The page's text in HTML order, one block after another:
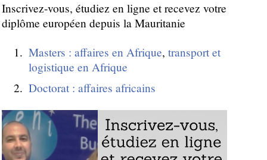
Inscrivez-vous, étudiez en ligne et recevez votre
diplôme européen depuis la Mauritanie
Masters : affaires en Afrique, transport et
logistique en Afrique
Doctorat : affaires africains